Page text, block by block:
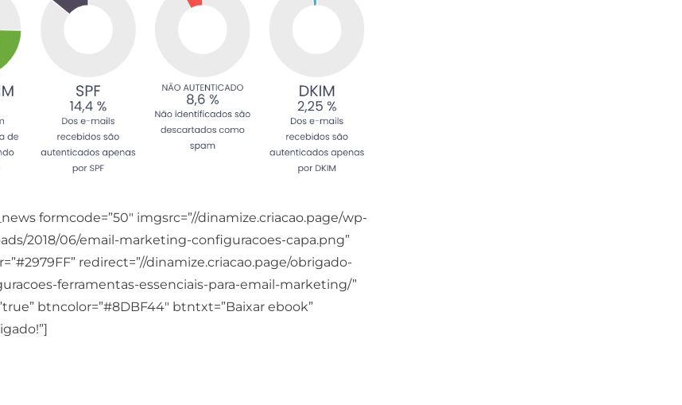
formcode=”50″ imgsrc=”//dinamize.criacao.page/wp-
2018/06/email-marketing-configuracoes-capa.png”
redirect=”//dinamize.criacao.page/obrigado-
ferramentas-essenciais-para-email-marketing/”
btncolor=”#8DBF44″ btntxt=”Baixar ebook”